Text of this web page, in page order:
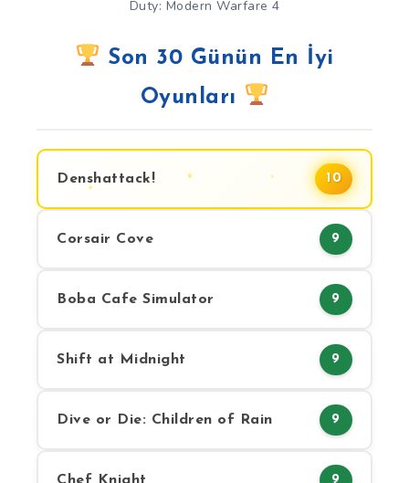
Duty: Modern Warfare 4
Son 30 Günün En İyi
Oyunları
Denshattack! 10
Corsair Cove 9
Boba Cafe Simulator 9
Shift at Midnight 9
Dive or Die: Children of Rain 9
Chef Knight 9